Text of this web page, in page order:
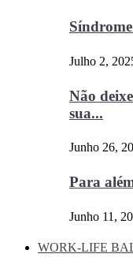
Julho 2,
Não
sua...
Junho 26,
Para
Junho 11,
WORK-LIFE